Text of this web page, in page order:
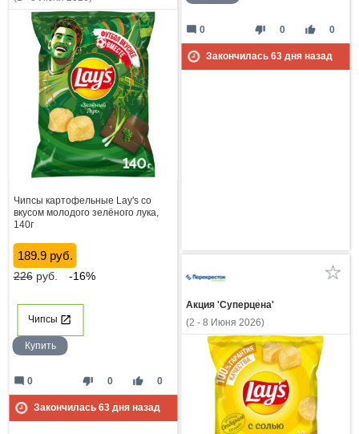
thumb_down 0 thumb_up 0
mode_comment 0
Закончилась 63дня назад
Чипсы картофельные Lay's со
вкусом молодого зелёного лука,
140г
189.9 руб.
226руб. -16%
Чипсы
Купить
thumb_down 0 thumb_up 0
mode_comment 0
Закончилась 63дня назад
Акция 'Суперцена'
(2 - 8 Июня 2026)